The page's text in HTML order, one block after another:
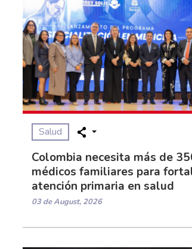
Salud
Colombia necesita más de
médicos familiares para
atención primaria en salud
03 de August, 2026